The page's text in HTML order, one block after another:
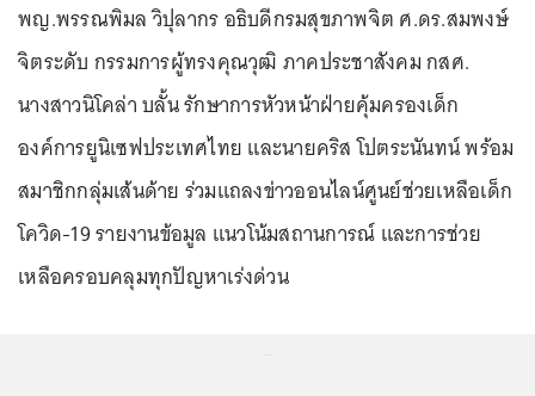
พญ.พรรณพิมล วิปุลากร อธิบดีกรมสุขภาพจิต ศ.ดร.สมพงษ์
จิตระดับ กรรมการผู้ทรงคุณวุฒิ ภาคประชาสังคม กสศ.
นางสาวนิโคล่า บลั้น รักษาการหัวหน้าฝ่ายคุ้มครองเด็ก
องค์การยูนิเซฟประเทศไทย และนายคริส โปตระนันทน์ พร้อม
สมาชิกกลุ่มเส้นด้าย ร่วมแถลงข่าวออนไลน์ศูนย์ช่วยเหลือเด็ก
โควิด-19 รายงานข้อมูล แนวโน้มสถานการณ์ และการช่วย
เหลือครอบคลุมทุกปัญหาเร่งด่วน